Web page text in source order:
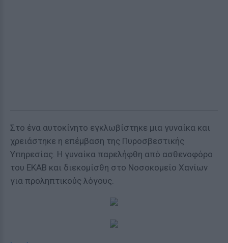
Στο ένα αυτοκίνητο εγκλωβίστηκε μια γυναίκα και
χρειάστηκε η επέμβαση της Πυροσβεστικής
Υπηρεσίας. Η γυναίκα παρελήφθη από ασθενοφόρο
του ΕΚΑΒ και διεκομίσθη στο Νοσοκομείο Χανίων
για προληπτικούς λόγους.